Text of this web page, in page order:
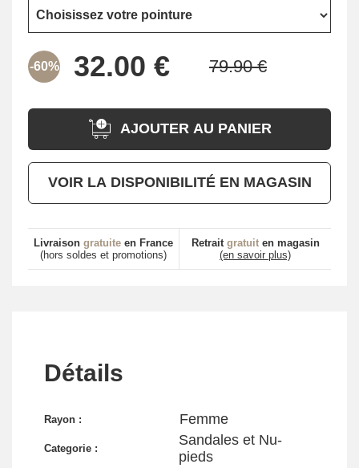
-60%
AJOUTER AU PANIER
VOIR LA DISPONIBILITÉ EN MAGASIN
Livraison gratuite en France
(hors soldes et promotions)
Retrait gratuiten magasin
(en savoir plus)
Détails
Rayon : Femme
Categorie :
Sandales et Nu-
pieds